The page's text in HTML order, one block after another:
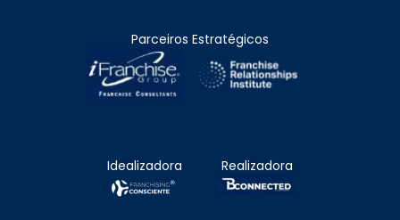
Parceiros Estratégicos
Idealizadora Realizadora